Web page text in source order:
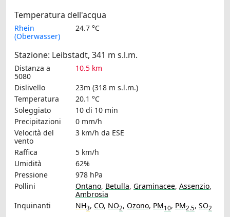
Temperatura dell'acqua
Rhein
(Oberwasser)
24.7 °C
Stazione: Leibstadt, 341 m s.l.m.
Distanza a
5080
10.5 km
Dislivello
23m (318 m s.l.m.)
Temperatura
20.1 °C
Soleggiato
10 di 10 min
Precipitazioni
0 mm/h
Velocità del
vento
3 km/h da ESE
Raffica
5 km/h
Umidità
62%
Pressione
978 hPa
Pollini
Ontano, Betulla, Graminacee, Assenzio,
Ambrosia
Inquinanti
NH3, CO, NO2, Ozono, PM10, PM2.5, SO2